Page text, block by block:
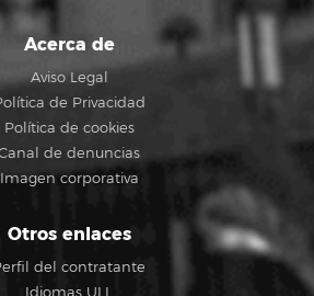
Acerca de
Aviso Legal
de Privacidad
Política de cookies
de denuncias
Imagen corporativa
Otros enlaces
del contratante